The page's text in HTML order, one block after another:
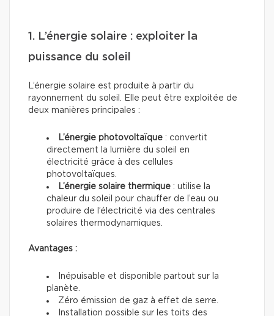
1. L’énergie solaire : exploiter la
puissance du soleil
L’énergie solaire est produite à partir du
rayonnement du soleil. Elle peut être exploitée de
deux manières principales :
L’énergie photovoltaïque : convertit
directement la lumière du soleil en
électricité grâce à des cellules
photovoltaïques.
L’énergie solaire thermique : utilise la
chaleur du soleil pour chauffer de l’eau ou
produire de l’électricité via des centrales
solaires thermodynamiques.
Avantages :
Inépuisable et disponible partout sur la
planète.
Zéro émission de gaz à effet de serre.
Installation possible sur les toits des